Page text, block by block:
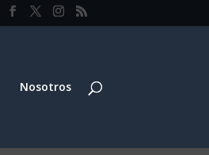
Nosotros